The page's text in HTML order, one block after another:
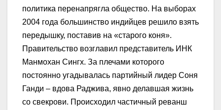
политика перенапрягла общество. На выборах
2004 года большинство индийцев решило взять
передышку, поставив на «старого коня».
Правительство возглавил представитель ИНК
Манмохан Сингх. За плечами которого
постоянно угадывалась партийный лидер Соня
Ганди – вдова Раджива, явно делавшая жизнь
со свекрови. Происходил частичный реванш